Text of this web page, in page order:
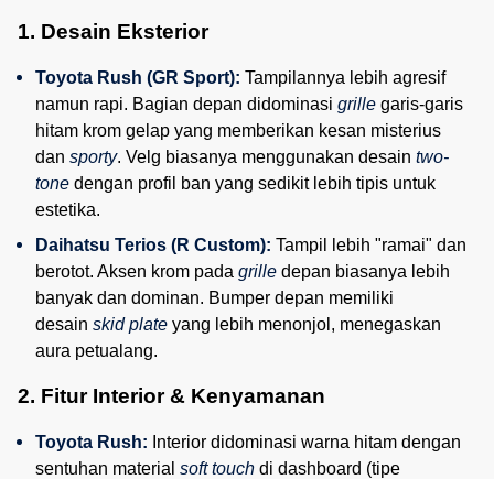
1. Desain Eksterior
Toyota Rush (GR Sport): Tampilannya lebih agresif
namun rapi. Bagian depan didominasi grille garis-garis
hitam krom gelap yang memberikan kesan misterius
dan sporty. Velg biasanya menggunakan desain two-
tone dengan profil ban yang sedikit lebih tipis untuk
estetika.
Daihatsu Terios (R Custom): Tampil lebih "ramai" dan
berotot. Aksen krom pada grille depan biasanya lebih
banyak dan dominan. Bumper depan memiliki
desain skid plate yang lebih menonjol, menegaskan
aura petualang.
2. Fitur Interior & Kenyamanan
Toyota Rush: Interior didominasi warna hitam dengan
sentuhan material soft touch di dashboard (tipe